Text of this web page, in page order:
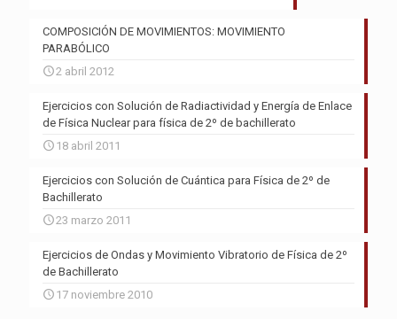
COMPOSICIÓN DE MOVIMIENTOS: MOVIMIENTO
PARABÓLICO
2 abril 2012
Ejercicios con Solución de Radiactividad y Energía de Enlace
de Física Nuclear para física de 2º de bachillerato
18 abril 2011
Ejercicios con Solución de Cuántica para Física de 2º de
Bachillerato
23 marzo 2011
Ejercicios de Ondas y Movimiento Vibratorio de Física de 2º
de Bachillerato
17 noviembre 2010